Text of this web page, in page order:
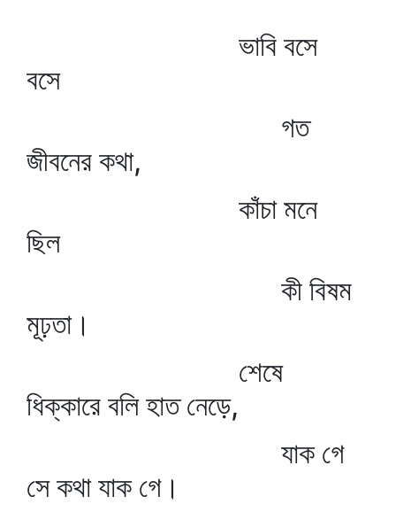
ভাবি বসে
বসে
গত
জীবনের কথা,
কাঁচা মনে
ছিল
কী বিষম
মূঢ়তা।
শেষে
ধিক্‌কারে বলি হাত নেড়ে,
যাক গে
সে কথা যাক গে।